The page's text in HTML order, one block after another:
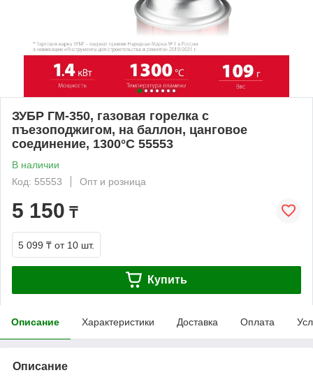
ЗУБР ГМ-350, газовая горелка с
пъезоподжигом, на баллон, цанговое
соединение, 1300°C 55553
В наличии
Код: 55553
Опт и розница
5 150 ₸
5 099 ₸ от 10 шт.
Купить
Описание Характеристики Доставка Оплата
Описание